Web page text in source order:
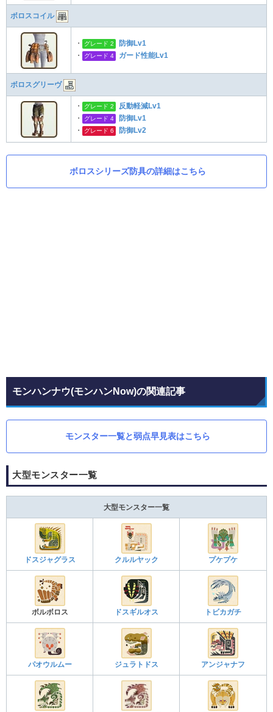
ボロスコイル
・ グレード 2
防御Lv1
・
グレード 4 ガード性能Lv1
ボロスグリーヴ
・ グレード 2
反動軽減Lv1
・
グレード 4
防御Lv1
・
グレード 6 防御Lv2
ボロスシリーズ防具の詳細はこちら
モンハンナウ(モンハンNow)の関連記事
モンスター一覧と弱点早見表はこちら
大型モンスター一覧
大型モンスター一覧
ドスジャグラス クルルヤック プケプケ
ボルボロス ドスギルオス トビカガチ
パオウルムー ジュラトドス アンジャナフ